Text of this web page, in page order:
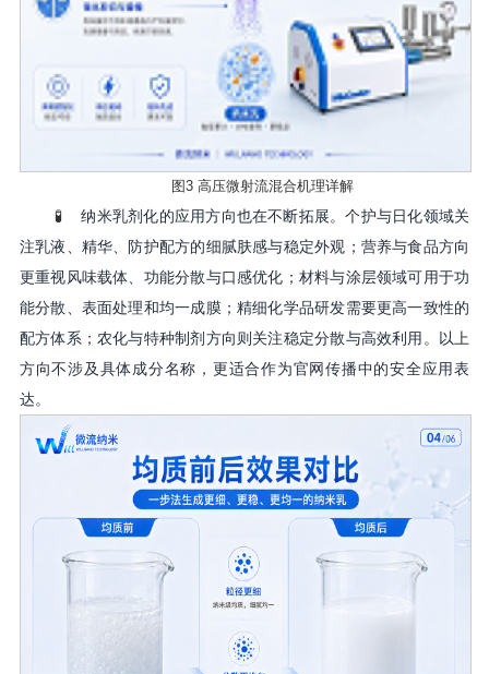
图3 高压微射流混合机理详解
🧪
纳米乳剂化的应用方向也在不断拓展。个护与日化领域关
注乳液、精华、防护配方的细腻肤感与稳定外观；营养与食品方向
更重视风味载体、功能分散与口感优化；材料与涂层领域可用于功
能分散、表面处理和均一成膜；精细化学品研发需要更高一致性的
配方体系；农化与特种制剂方向则关注稳定分散与高效利用。以上
方向不涉及具体成分名称，更适合作为官网传播中的安全应用表
达。